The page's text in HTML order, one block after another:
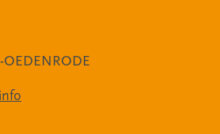
OEDENRODE